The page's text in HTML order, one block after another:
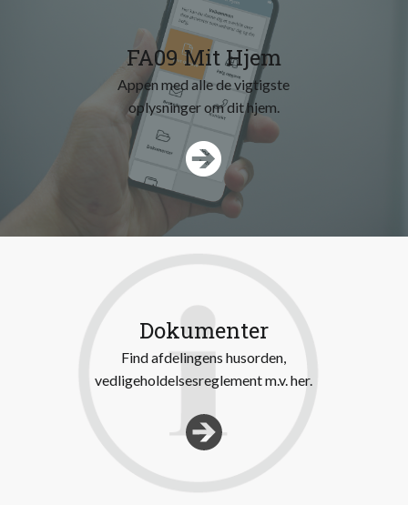
FA09 Mit Hjem
Appen med alle de vigtigste
oplysninger om dit hjem.
Dokumenter
Find afdelingens husorden,
vedligeholdelsesreglement m.v. her.